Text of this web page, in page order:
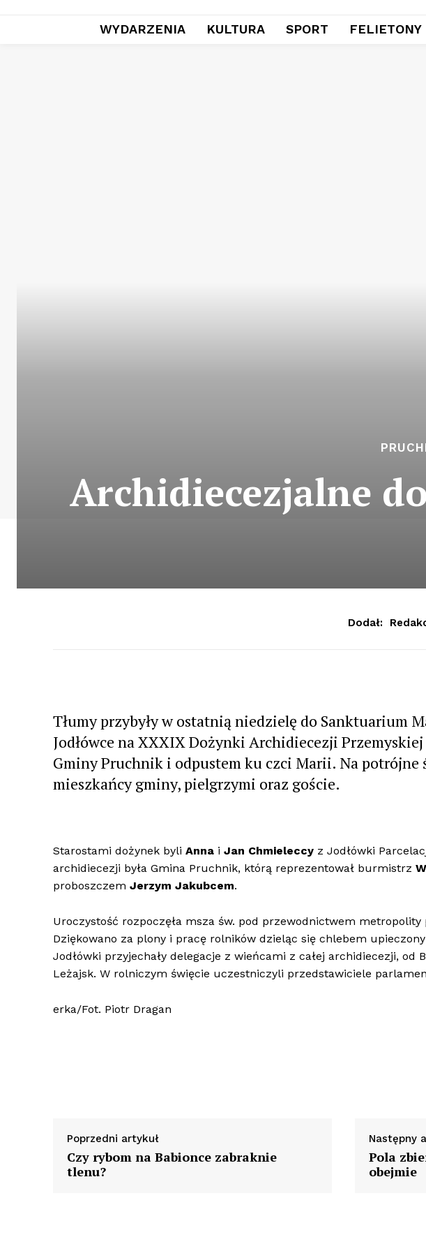
WYDARZENIA KULTURA SPORT FELIETONY
Archidiecezjalne
Dodał:
Tłumy przybyły w ostatnią niedzielę do Sanktuarium
Jodłówce na XXXIX Dożynki Archidiecezji
Gminy Pruchnik i odpustem ku czci Marii. Na
mieszkańcy gminy, pielgrzymi oraz goście.
Starostami dożynek byli Anna i Jan Chmieleccy z Jodłówki
archidiecezji była Gmina Pruchnik, którą reprezentował burmistrz
proboszczem Jerzym Jakubcem.
Uroczystość rozpoczęła msza św. pod przewodnictwem metropolity
Dziękowano za plony i pracę rolników dzieląc się chlebem
Jodłówki przyjechały delegacje z wieńcami z całej archidiecezji, od
Leżajsk. W rolniczym święcie uczestniczyli przedstawiciele
erka/Fot. Piotr Dragan
Poprzedni artykuł
Czy rybom na Babionce zabraknie
tlenu?
Następny
Pola
obejmie